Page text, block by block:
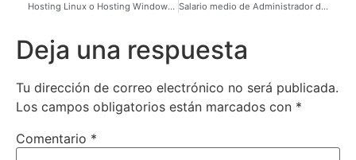
Hosting Linux o Hosting Windows para tu proyecto Salario medio de Administrador de Sistemas en España 2022
Deja una respuesta
Tu dirección de correo electrónico no será publicada.
Los campos obligatorios están marcados con *
Comentario *